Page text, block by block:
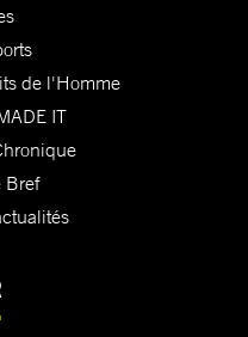
de l'Homme
IT
Bref